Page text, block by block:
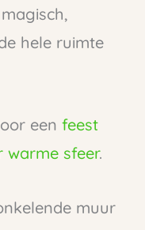
hele ruimte
een feest
warme sfeer.
muur